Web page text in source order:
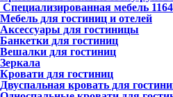
Специализированная мебель 1164
Мебель для гостиниц и отелей
Аксессуары для гостиницы
Банкетки для гостиниц
Вешалки для гостиниц
Зеркала
Кровати для гостиниц
Двуспальная кровать для